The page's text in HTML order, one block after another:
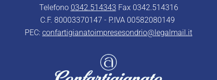
Telefono 0342.514343 Fax 0342.514316
C.F. 80003370147 - P.IVA 00582080149
PEC: confartigianatoimpresesondrio@legalmail.it